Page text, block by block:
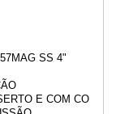
SS 4"
E COM CO